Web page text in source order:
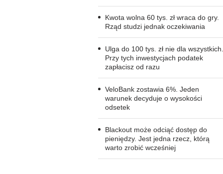
Kwota wolna 60 tys. zł wraca do gry.
Rząd studzi jednak oczekiwania
Ulga do 100 tys. zł nie dla wszystkich.
Przy tych inwestycjach podatek
zapłacisz od razu
VeloBank zostawia 6%. Jeden
warunek decyduje o wysokości
odsetek
Blackout może odciąć dostęp do
pieniędzy. Jest jedna rzecz, którą
warto zrobić wcześniej